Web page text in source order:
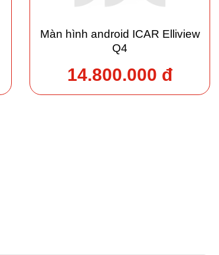
Màn hình android ICAR Elliview
Q4
14.800.000 đ